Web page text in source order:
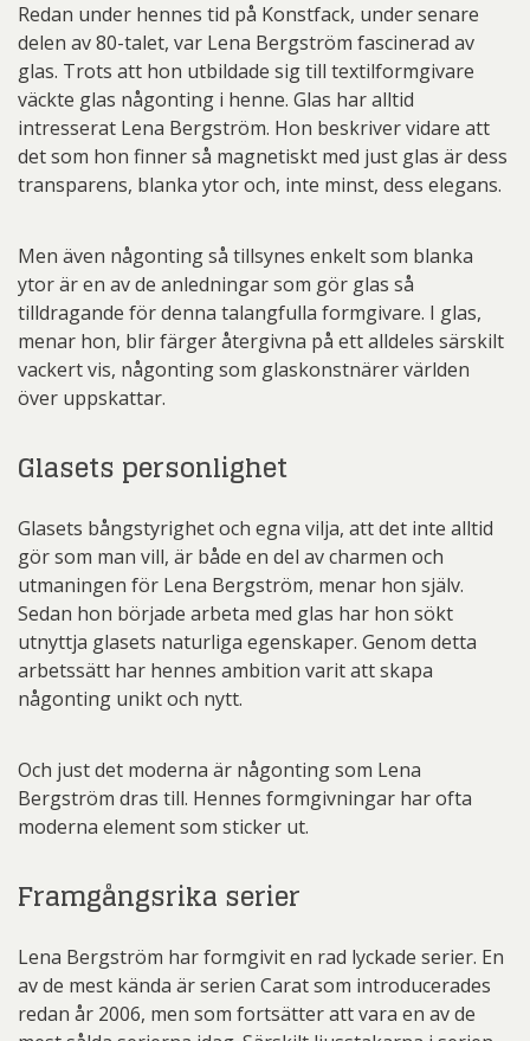
Redan under hennes tid på Konstfack, under senare
delen av 80-talet, var Lena Bergström fascinerad av
glas. Trots att hon utbildade sig till textilformgivare
väckte glas någonting i henne. Glas har alltid
intresserat Lena Bergström. Hon beskriver vidare att
det som hon finner så magnetiskt med just glas är dess
transparens, blanka ytor och, inte minst, dess elegans.
Men även någonting så tillsynes enkelt som blanka
ytor är en av de anledningar som gör glas så
tilldragande för denna talangfulla formgivare. I glas,
menar hon, blir färger återgivna på ett alldeles särskilt
vackert vis, någonting som glaskonstnärer världen
över uppskattar.
Glasets personlighet
Glasets bångstyrighet och egna vilja, att det inte alltid
gör som man vill, är både en del av charmen och
utmaningen för Lena Bergström, menar hon själv.
Sedan hon började arbeta med glas har hon sökt
utnyttja glasets naturliga egenskaper. Genom detta
arbetssätt har hennes ambition varit att skapa
någonting unikt och nytt.
Och just det moderna är någonting som Lena
Bergström dras till. Hennes formgivningar har ofta
moderna element som sticker ut.
Framgångsrika serier
Lena Bergström har formgivit en rad lyckade serier. En
av de mest kända är serien Carat som introducerades
redan år 2006, men som fortsätter att vara en av de